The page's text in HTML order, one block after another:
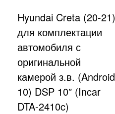
Hyundai Creta (20-21)
для комплектации
автомобиля с
оригинальной
камерой з.в. (Android
10) DSP 10″ (Incar
DTA-2410c)